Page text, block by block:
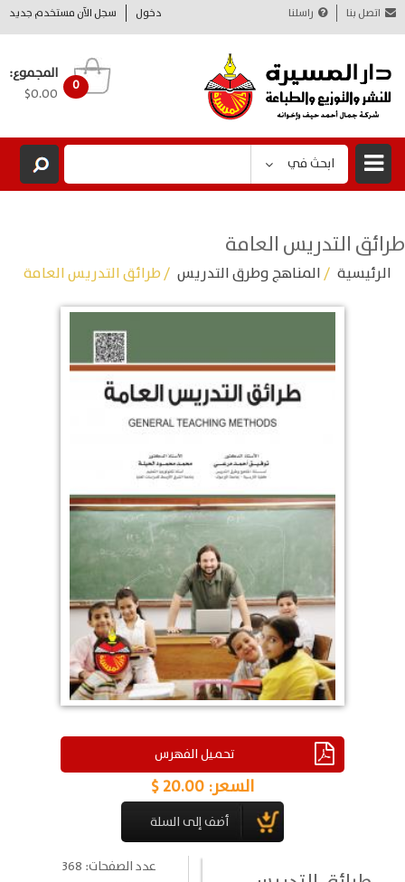
دخول سجل الآن مستخدم جديد اتصل بنا راسلنا
0
المجموع:
$0.00
ابحث في
طرائق التدريس العامة
الرئيسية /المناهج وطرق التدريس / طرائق التدريس العامة
تحميل الفهرس
السعر: 20.00 $
عدد الصفحات: 368